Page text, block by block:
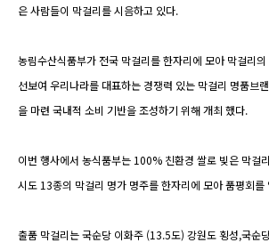
은 사람들이 막걸리를 시음하고 있다.
농림수산식품부가 전국 막걸리를 한자리에 모아 막걸리
선보여 우리나라를 대표하는 경쟁력 있는 막걸리 명품브
을 마련 국내적 소비 기반을 조성하기 위해 개최 했다.
이번 행사에서 농식품부는 100% 친환경 쌀로 빚은 막걸
시도 13종의 막걸리 명가 명주를 한자리에 모아 품평회를
출품 막걸리는 국순당 이화주 (13.5도) 강원도 횡성,국순